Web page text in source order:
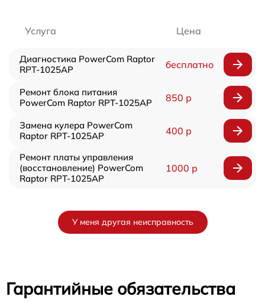
Услуга Цена
Диагностика PowerCom Raptor
RPT-1025AP
бесплатно
Ремонт блока питания
PowerCom Raptor RPT-1025AP
850 р
Замена кулера PowerCom
Raptor RPT-1025AP
400 р
Ремонт платы управления
(восстановление) PowerCom
Raptor RPT-1025AP
1000 р
У меня другая неисправность
Гарантийные обязательства